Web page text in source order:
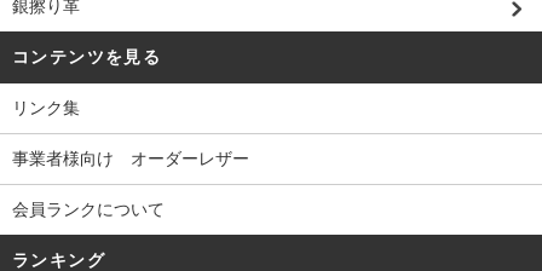
銀擦り革
コンテンツを見る
リンク集
事業者様向け オーダーレザー
会員ランクについて
ランキング